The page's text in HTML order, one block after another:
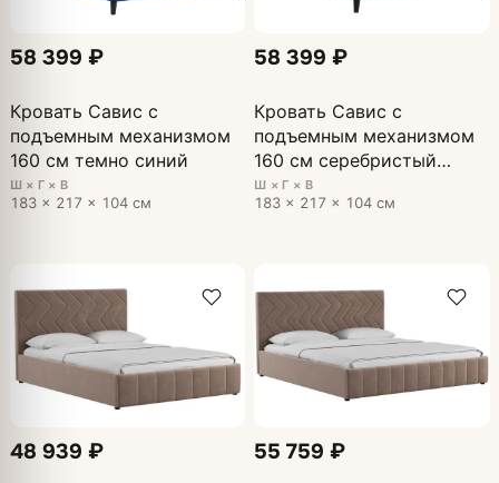
58 399 ₽
Кровать Савис с
подъемным механизмом
160 см темно синий
Ш × Г × В
183 × 217 × 104 см
58 399 ₽
Кровать Савис с
подъемным механизмом
160 см серебристый
серый
Ш × Г × В
183 × 217 × 104 см
48 939 ₽ 55 759 ₽